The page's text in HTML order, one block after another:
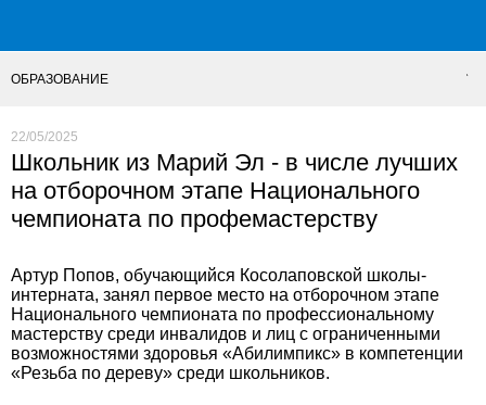
ОБРАЗОВАНИЕ
22/05/2025
Школьник из Марий Эл - в числе лучших
на отборочном этапе Национального
чемпионата по профемастерству
Артур Попов, обучающийся Косолаповской школы-
интерната, занял первое место на отборочном этапе
Национального чемпионата по профессиональному
мастерству среди инвалидов и лиц с ограниченными
возможностями здоровья «Абилимпикс» в компетенции
«Резьба по дереву» среди школьников.